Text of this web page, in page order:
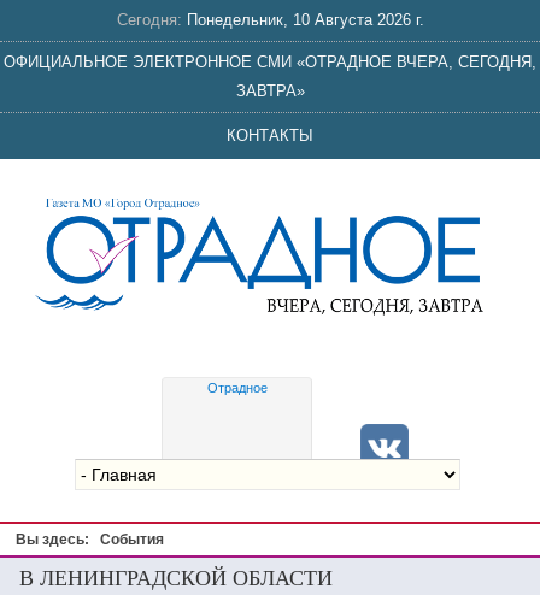
Сегодня: Понедельник, 10 Августа 2026 г.
ОФИЦИАЛЬНОЕ ЭЛЕКТРОННОЕ СМИ «ОТРАДНОЕ ВЧЕРА, СЕГОДНЯ,
ЗАВТРА»
КОНТАКТЫ
Отрадное
Вы здесь: События
В ЛЕНИНГРАДСКОЙ ОБЛАСТИ